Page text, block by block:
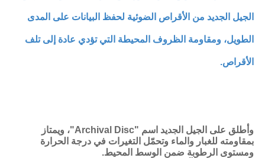
الجيل الجديد من الأقراص الضوئية لحفظ البيانات على المدى
الطويل، ومقاومة الظروف المحيطة التي تؤدي عادة إلى تلف
الأقراص.
وأطلق على الجيل الجديد اسم "Archival Disc"، ويمتاز
بمقاومته للغبار والماء وتحمّل التغيرات في درجة الحرارة
ومستوى الرطوبة ضمن الوسط المحيط.